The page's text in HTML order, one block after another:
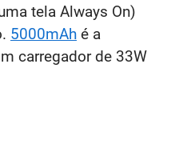
tela Always On)
5000mAh é a
carregador de 33W